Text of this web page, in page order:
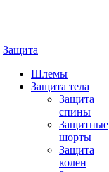
Защита
Шлемы
Защита тела
Защита
спины
Защитные
шорты
Защита
колен